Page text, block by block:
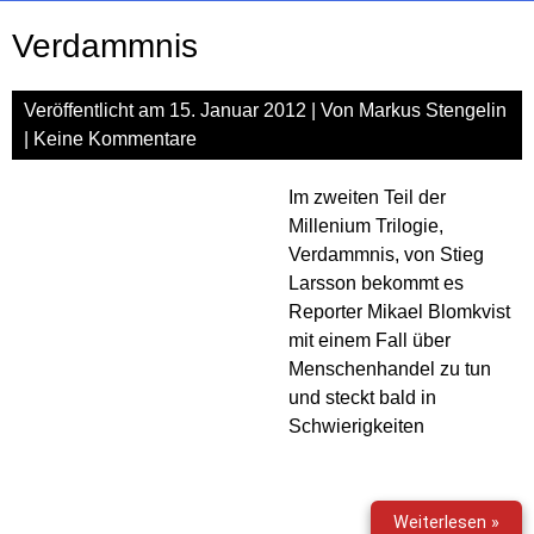
Verdammnis
Veröffentlicht am 15. Januar 2012 | Von Markus Stengelin
Keine Kommentare
Im zweiten Teil der
Millenium Trilogie,
Verdammnis, von Stieg
Larsson bekommt es
Reporter Mikael Blomkvist
mit einem Fall über
Menschenhandel zu tun
und steckt bald in
Schwierigkeiten
Weiterlesen »